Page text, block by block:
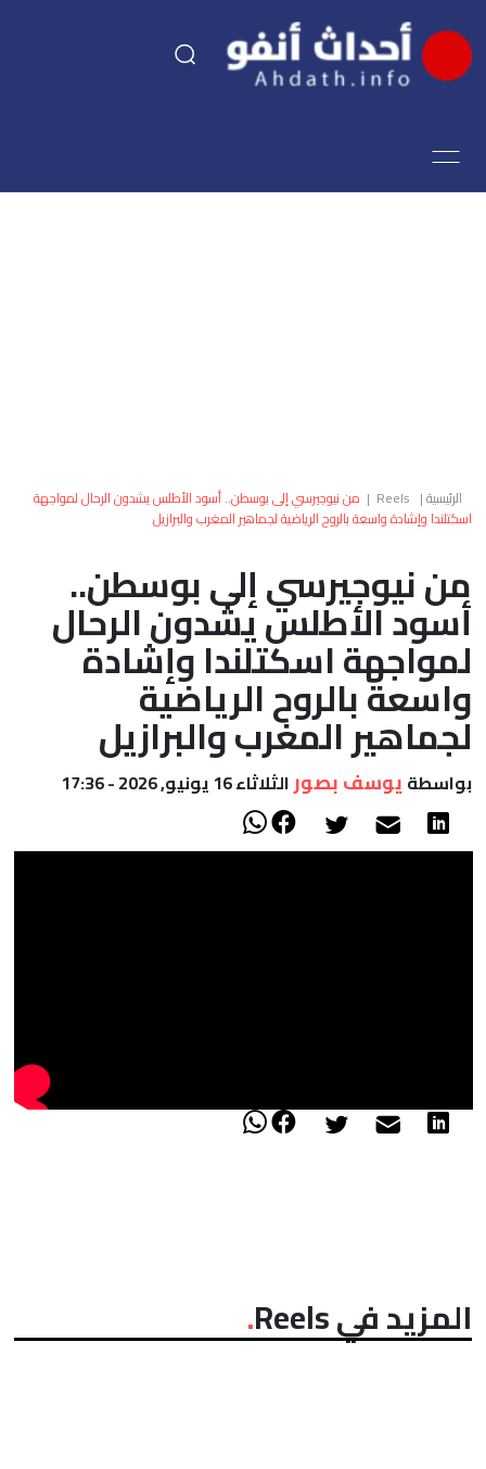
اقتصاد
العالم
الصحراء
الرئيسية|
Reels
| من نيوجيرسي إلى بوسطن.. أسود الأطلس يشدون الرحال لمواجهة
اسكتلندا وإشادة واسعة بالروح الرياضية لجماهير المغرب والبرازيل
من نيوجيرسي إلى بوسطن..
أسود الأطلس يشدون الرحال
لمواجهة اسكتلندا وإشادة
واسعة بالروح الرياضية
لجماهير المغرب والبرازيل
بواسطةيوسف بصورالثلاثاء 16 يونيو, 2026 - 17:36
المزيد في Reels